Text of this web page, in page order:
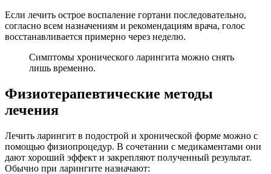
Если лечить острое воспаление гортани последовательно,
согласно всем назначениям и рекомендациям врача, голос
восстанавливается примерно через неделю.
Симптомы хронического ларингита можно снять
лишь временно.
Физиотерапевтические методы
лечения
Лечить ларингит в подострой и хронической форме можно с
помощью физиопроцедур. В сочетании с медикаментами они
дают хороший эффект и закрепляют полученный результат.
Обычно при ларингите назначают: